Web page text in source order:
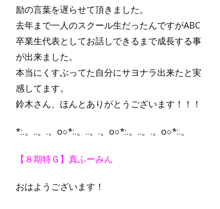
励の言葉を遅らせて頂きました。
去年まで一人のスクール生だったんですがABC
卒業生代表としてお話しできるまで成長する事
が出来ました。
本当にくすぶってた自分にサヨナラ出来たと実
感してます。
鈴木さん、ほんとありがとうございます！！！
*:.。..。.。o○*:.。..。.。o○*:.。..。.。o○*:.。
【８期特Ｇ】真ふーみん
おはようございます！